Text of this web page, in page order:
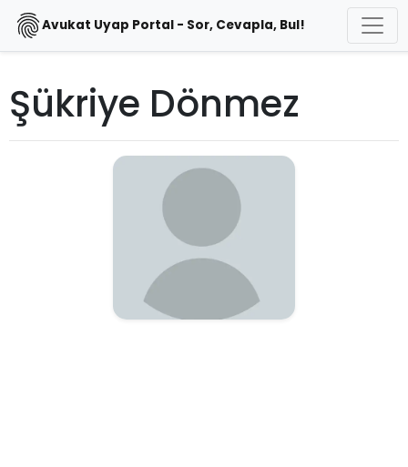
Avukat Uyap Portal - Sor, Cevapla, Bul!
Şükriye Dönmez